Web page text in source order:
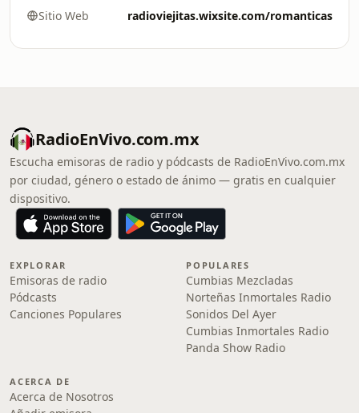
Sitio Web radioviejitas.wixsite.com/romanticas
RadioEnVivo.com.mx
Escucha emisoras de radio y pódcasts de RadioEnVivo.com.mx
por ciudad, género o estado de ánimo — gratis en cualquier
dispositivo.
EXPLORAR
Emisoras de radio
Pódcasts
Canciones Populares
POPULARES
Cumbias Mezcladas
Norteñas Inmortales Radio
Sonidos Del Ayer
Cumbias Inmortales Radio
Panda Show Radio
ACERCA DE
Acerca de Nosotros